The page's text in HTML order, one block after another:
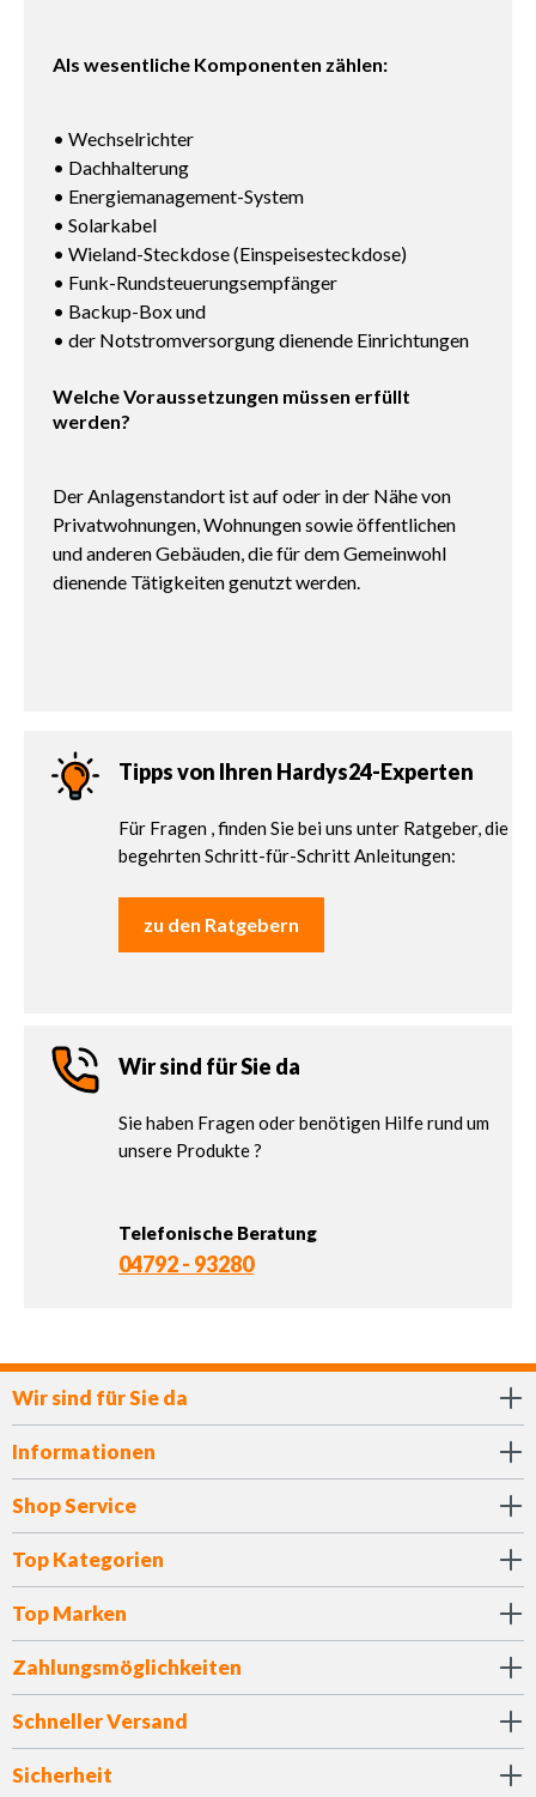
Als wesentliche Komponenten zählen:
• Wechselrichter
• Dachhalterung
• Energiemanagement-System
• Solarkabel
• Wieland-Steckdose (Einspeisesteckdose)
• Funk-Rundsteuerungsempfänger
• Backup-Box und
• der Notstromversorgung dienende Einrichtungen
Welche Voraussetzungen müssen erfüllt
werden?
Der Anlagenstandort ist auf oder in der Nähe von
Privatwohnungen, Wohnungen sowie öffentlichen
und anderen Gebäuden, die für dem Gemeinwohl
dienende Tätigkeiten genutzt werden.
Tipps von Ihren Hardys24-Experten
Für Fragen , finden Sie bei uns unter Ratgeber, die
begehrten Schritt-für-Schritt Anleitungen:
zu den Ratgebern
Wir sind für Sie da
Sie haben Fragen oder benötigen Hilfe rund um
unsere Produkte ?
Telefonische Beratung
04792 - 93280
Wir sind für Sie da
Informationen
Shop Service
Top Kategorien
Top Marken
Zahlungsmöglichkeiten
Schneller Versand
Sicherheit